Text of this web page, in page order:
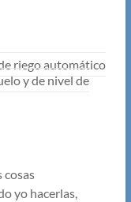
riego automático
y de nivel de
cosas
yo hacerlas,